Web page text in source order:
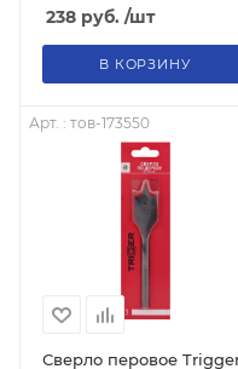
238 руб. /шт
В КОРЗИНУ
Арт. : тов-173550
Сверло перовое